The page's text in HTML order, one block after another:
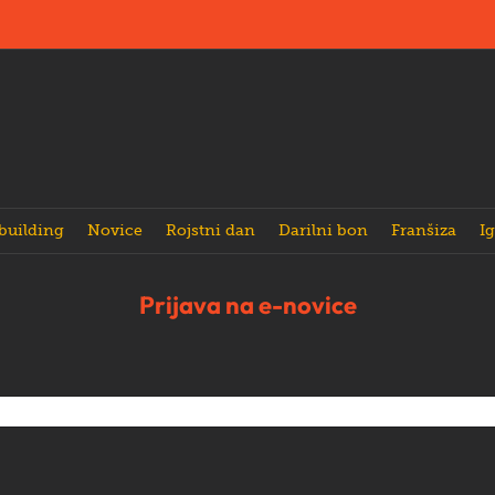
Novice Rojstni dan Darilni bon Franšiza
Prijava na e-novice